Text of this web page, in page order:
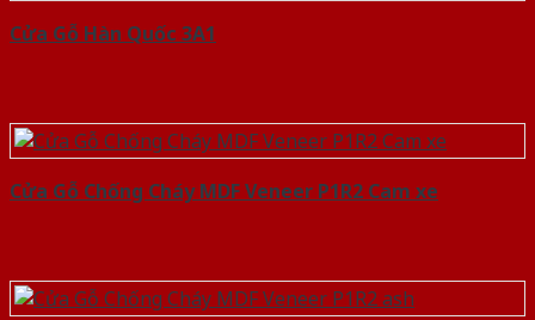
Cửa Gỗ Hàn Quốc 3A1
Cửa Gỗ Chống Cháy MDF Veneer P1R2 Cam xe